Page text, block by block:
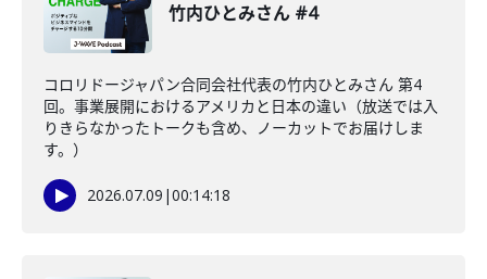
竹内ひとみさん #4
コロリドージャパン合同会社代表の竹内ひとみさん 第4
回。事業展開におけるアメリカと日本の違い（放送では入
りきらなかったトークも含め、ノーカットでお届けしま
す。）
2026.07.09 |00:14:18